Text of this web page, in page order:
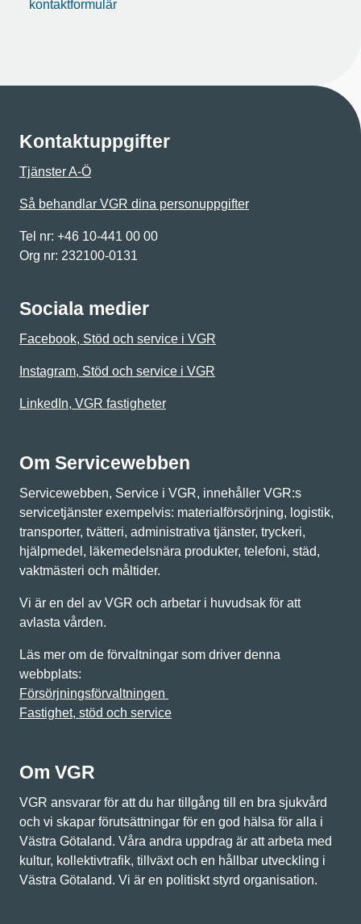
kontaktformulär
Kontaktuppgifter
Tjänster A-Ö
Så behandlar VGR dina personuppgifter
Tel nr: +46 10-441 00 00
Org nr: 232100-0131
Sociala medier
Facebook, Stöd och service i VGR
Instagram, Stöd och service i VGR
LinkedIn, VGR fastigheter
Om Servicewebben
Servicewebben, Service i VGR, innehåller VGR:s
servicetjänster exempelvis: materialförsörjning, logistik,
transporter, tvätteri, administrativa tjänster, tryckeri,
hjälpmedel, läkemedelsnära produkter, telefoni, städ,
vaktmästeri och måltider.
Vi är en del av VGR och arbetar i huvudsak för att
avlasta vården.
Läs mer om de förvaltningar som driver denna
webbplats:
Försörjningsförvaltningen
Fastighet, stöd och service
Om VGR
VGR ansvarar för att du har tillgång till en bra sjukvård
och vi skapar förutsättningar för en god hälsa för alla i
Västra Götaland. Våra andra uppdrag är att arbeta med
kultur, kollektivtrafik, tillväxt och en hållbar utveckling i
Västra Götaland. Vi är en politiskt styrd organisation.